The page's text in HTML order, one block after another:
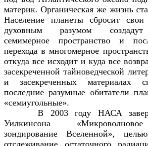
материк. Органическая же жизнь
Население планеты сбросит
духовным разумом создадут
семимерное пространство и
перехода в многомерное
откуда все исходит и куда все
засекреченной тайноведческой
и засекреченных материалах
последние разумные обитатели
«семиугольные».
В 2003 году НАСА
Уилкинсона «Микроволновое
зондирование Вселенной»,
отслеживание остаточного